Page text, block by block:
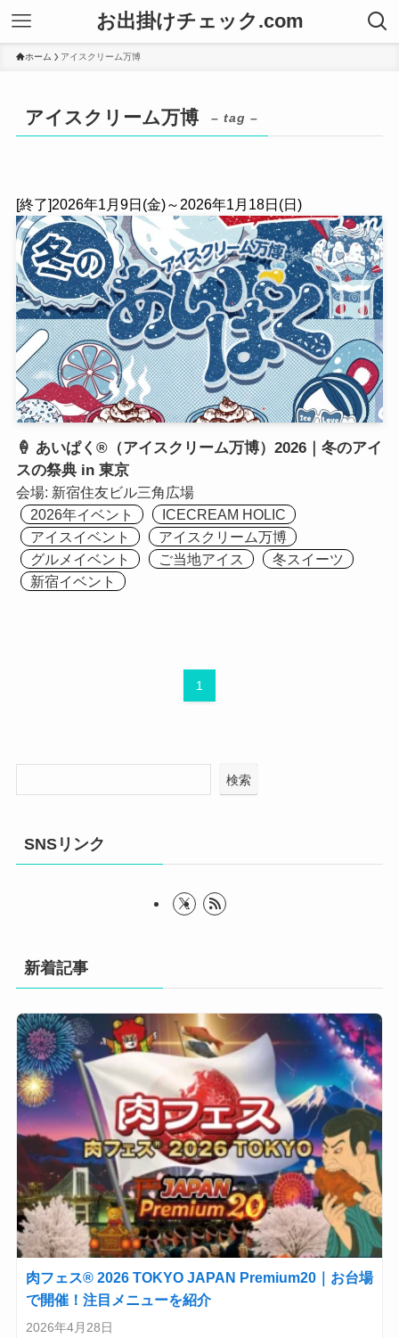
お出掛けチェック.com
ホーム アイスクリーム万博
アイスクリーム万博 – tag –
[終了]2026年1月9日(金)～2026年1月18日(日)
🍦 あいぱく®（アイスクリーム万博）2026｜冬のアイ
スの祭典 in 東京
会場: 新宿住友ビル三角広場
2026年イベント
ICECREAM HOLIC
アイスイベント
アイスクリーム万博
グルメイベント
ご当地アイス
冬スイーツ
新宿イベント
1
検索
SNSリンク
新着記事
肉フェス® 2026 TOKYO JAPAN Premium20｜お台場
で開催！注目メニューを紹介
2026年4月28日